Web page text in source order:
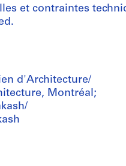
et contraintes
d'Architecture/
Montréal;